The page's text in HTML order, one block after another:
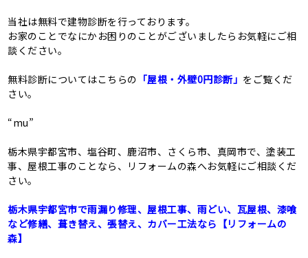
当社は無料で建物診断を行っております。
お家のことでなにかお困りのことがございましたらお気軽にご相
談ください。
無料診断についてはこちらの 「屋根・外壁0円診断」 をご覧くだ
さい。
“mu”
栃木県宇都宮市、塩谷町、鹿沼市、さくら市、真岡市で、塗装工
事、屋根工事のことなら、リフォームの森へお気軽にご相談くだ
さい。
栃木県宇都宮市で雨漏り修理、屋根工事、雨どい、瓦屋根、漆喰
など修繕、葺き替え、張替え、カバー工法なら【リフォームの
森】